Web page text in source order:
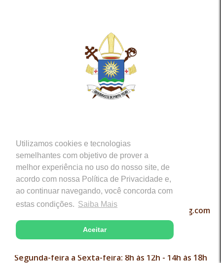
Utilizamos cookies e tecnologias
semelhantes com objetivo de prover a
melhor experiência no uso do nosso site, de
acordo com nossa Política de Privacidade e,
ao continuar navegando, você concorda com
estas condições. Saiba Mais
Aceitar
Av. Carlos Gomes, 964 - Centro
Cep: 76.801-147 - Porto Velho (RO)
CONTATOS
(69) 3221-2270 Telefone e WhatsApp
coord.pastoral@arquidiocesedeportovelho.org.com
FUNCIONAMENTO
Segunda-feira a Sexta-feira: 8h às 12h - 14h às 18h